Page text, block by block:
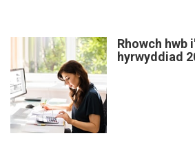
Rhowch hwb
hyrwyddiad